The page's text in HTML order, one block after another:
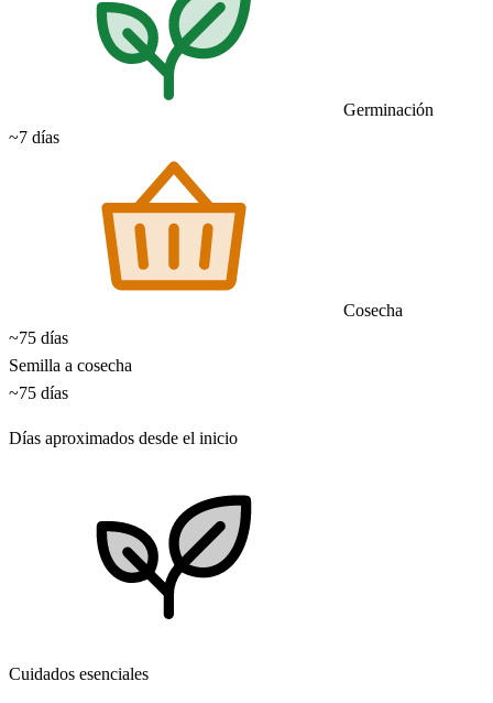
Germinación
~7 días
Cosecha
~75 días
Semilla a cosecha
~75 días
Días aproximados desde el inicio
Cuidados esenciales